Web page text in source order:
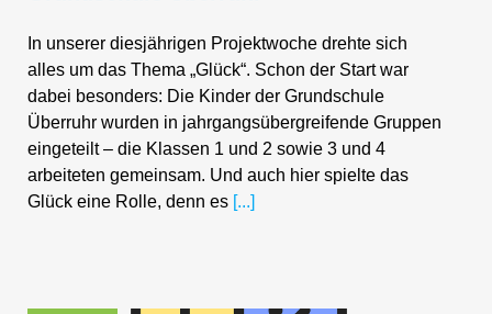
In unserer diesjährigen Projektwoche drehte sich
alles um das Thema „Glück“. Schon der Start war
dabei besonders: Die Kinder der Grundschule
Überruhr wurden in jahrgangsübergreifende Gruppen
eingeteilt – die Klassen 1 und 2 sowie 3 und 4
arbeiteten gemeinsam. Und auch hier spielte das
Glück eine Rolle, denn es [...]